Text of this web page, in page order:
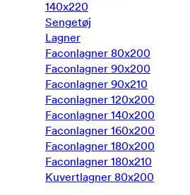
140x220
Sengetøj
Lagner
Faconlagner 80x200
Faconlagner 90x200
Faconlagner 90x210
Faconlagner 120x200
Faconlagner 140x200
Faconlagner 160x200
Faconlagner 180x200
Faconlagner 180x210
Kuvertlagner 80x200